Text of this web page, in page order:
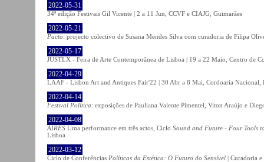
2022-05-31
34ª edição Festivais Gil Vicente | 2 a 11 Jun, CCVF e CIAJG, Guimarães
2022-05-21
Pacto: projecto colectivo de Susana Mendes Silva com curadoria de Filipa
2022-05-17
JUSTLX - Feira de Arte Contemporânea de Lisboa | 19 a 22 Maio, Centro de
2022-04-29
LAAF - Lisbon Art and Antiques Fair'22 | 30 Abr a 8 Mai, Cordoaria Nacional,
2022-04-14
Festival Política: exposições de Pauliana Valente Pimentel, Viton Araújo e
2022-04-08
AIRES Uma performance em três actos, Ciclo Sound and Future - Four Tools
Lisboa
2022-03-12
Ciclo de Conferências Políticas da Estética: O Futuro do Sensível | Curadoria